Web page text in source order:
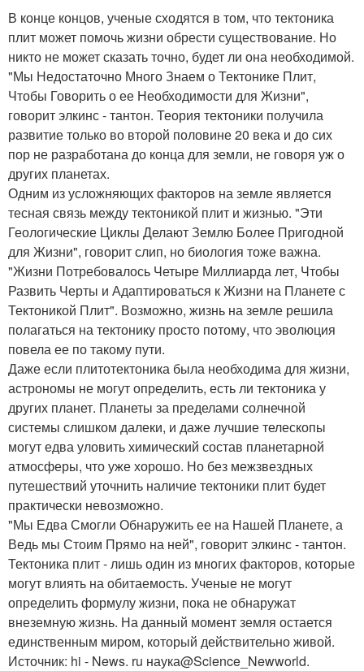
В конце концов, ученые сходятся в том, что тектоника
плит может помочь жизни обрести существование. Но
никто не может сказать точно, будет ли она необходимой.
"Мы Недостаточно Много Знаем о Тектонике Плит,
Чтобы Говорить о ее Необходимости для Жизни",
говорит элкинс - тантон. Теория тектоники получила
развитие только во второй половине 20 века и до сих
пор не разработана до конца для земли, не говоря уж о
других планетах.
Одним из усложняющих факторов на земле является
тесная связь между тектоникой плит и жизнью. "Эти
Геологические Циклы Делают Землю Более Пригодной
для Жизни", говорит слип, но биология тоже важна.
"Жизни Потребовалось Четыре Миллиарда лет, Чтобы
Развить Черты и Адаптироваться к Жизни на Планете с
Тектоникой Плит". Возможно, жизнь на земле решила
полагаться на тектонику просто потому, что эволюция
повела ее по такому пути.
Даже если плитотектоника была необходима для жизни,
астрономы не могут определить, есть ли тектоника у
других планет. Планеты за пределами солнечной
системы слишком далеки, и даже лучшие телескопы
могут едва уловить химический состав планетарной
атмосферы, что уже хорошо. Но без межзвездных
путешествий уточнить наличие тектоники плит будет
практически невозможно.
"Мы Едва Смогли Обнаружить ее на Нашей Планете, а
Ведь мы Стоим Прямо на ней", говорит элкинс - тантон.
Тектоника плит - лишь один из многих факторов, которые
могут влиять на обитаемость. Ученые не могут
определить формулу жизни, пока не обнаружат
внеземную жизнь. На данный момент земля остается
единственным миром, который действительно живой.
Источник: hi - News. ru наука@Science_Newworld.